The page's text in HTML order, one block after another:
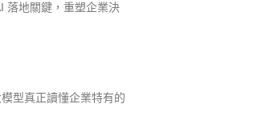
落地關鍵，重塑企業決
型真正讀懂企業特有的